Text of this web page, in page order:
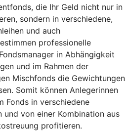
die Ihr Geld nicht nur in
sondern in verschiedene,
und auch
professionelle
in Abhängigkeit
und im Rahmen der
Mischfonds die Gewichtungen
Somit können Anlegerinnen
Fonds in verschiedene
und von einer Kombination aus
profitieren.